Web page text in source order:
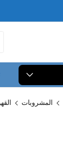
المشروبات